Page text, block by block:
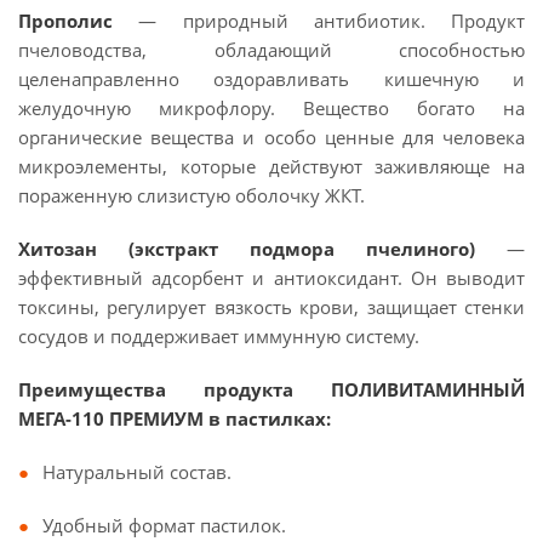
Прополис — природный антибиотик. Продукт
пчеловодства, обладающий способностью
целенаправленно оздоравливать кишечную и
желудочную микрофлору. Вещество богато на
органические вещества и особо ценные для человека
микроэлементы, которые действуют заживляюще на
пораженную слизистую оболочку ЖКТ.
Хитозан (экстракт подмора пчелиного) —
эффективный адсорбент и антиоксидант. Он выводит
токсины, регулирует вязкость крови, защищает стенки
сосудов и поддерживает иммунную систему.
Преимущества продукта ПОЛИВИТАМИННЫЙ
МЕГА-110 ПРЕМИУМ в пастилках:
Натуральный состав.
Удобный формат пастилок.